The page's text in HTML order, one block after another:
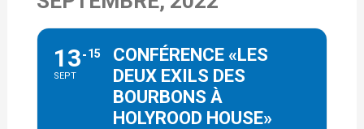
13
SEPT
15
CONFÉRENCE «LES
DEUX EXILS DES
BOURBONS À
HOLYROOD HOUSE»